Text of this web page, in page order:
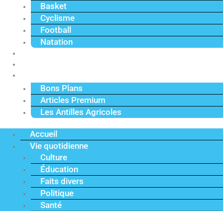
Basket
Cyclisme
Football
Natation
Bons Plans
Articles Premium
Les Antilles Agricoles
Accueil
Vie quotidienne
Culture
Éducation
Faits divers
Politique
Santé